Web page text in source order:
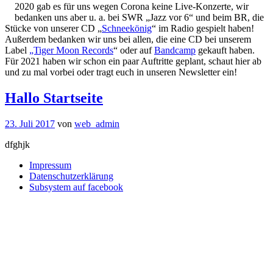
2020 gab es für uns wegen Corona keine Live-Konzerte, wir
bedanken uns aber u. a. bei SWR „Jazz vor 6“ und beim BR, die
Stücke von unserer CD „Schneekönig“ im Radio gespielt haben!
Außerdem bedanken wir uns bei allen, die eine CD bei unserem
Label „Tiger Moon Records“ oder aufBandcamp gekauft haben.
Für 2021 haben wir schon ein paar Auftritte geplant, schaut hier ab
und zu mal vorbei oder tragt euch in unseren Newsletter ein!
Hallo Startseite
23. Juli 2017 von web_admin
dfghjk
Impressum
Datenschutzerklärung
Subsystem auf facebook